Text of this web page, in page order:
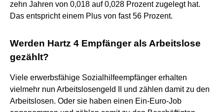
zehn Jahren von 0,018 auf 0,028 Prozent zugelegt hat.
Das entspricht einem Plus von fast 56 Prozent.
Werden Hartz 4 Empfänger als Arbeitslose
gezählt?
Viele erwerbsfähige Sozialhilfeempfänger erhalten
vielmehr nun Arbeitslosengeld II und zählen damit zu den
Arbeitslosen. Oder sie haben einen Ein-Euro-Job